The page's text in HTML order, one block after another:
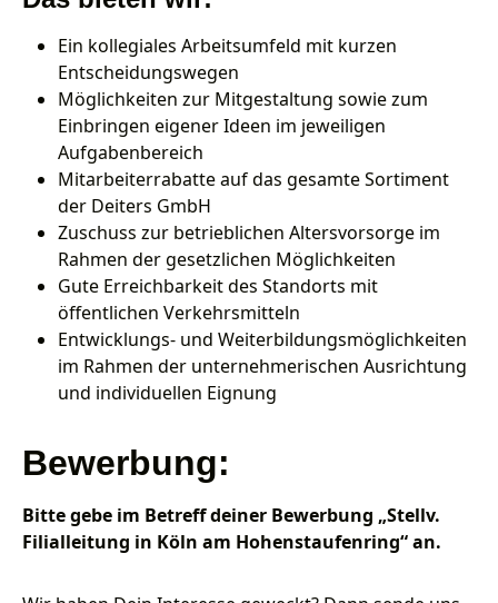
Ein kollegiales Arbeitsumfeld mit kurzen
Entscheidungswegen
Möglichkeiten zur Mitgestaltung sowie zum
Einbringen eigener Ideen im jeweiligen
Aufgabenbereich
Mitarbeiterrabatte auf das gesamte Sortiment
der Deiters GmbH
Zuschuss zur betrieblichen Altersvorsorge im
Rahmen der gesetzlichen Möglichkeiten
Gute Erreichbarkeit des Standorts mit
öffentlichen Verkehrsmitteln
Entwicklungs- und Weiterbildungsmöglichkeiten
im Rahmen der unternehmerischen Ausrichtung
und individuellen Eignung
Bewerbung:
Bitte gebe im Betreff deiner Bewerbung „Stellv.
Filialleitung in Köln am Hohenstaufenring“ an.